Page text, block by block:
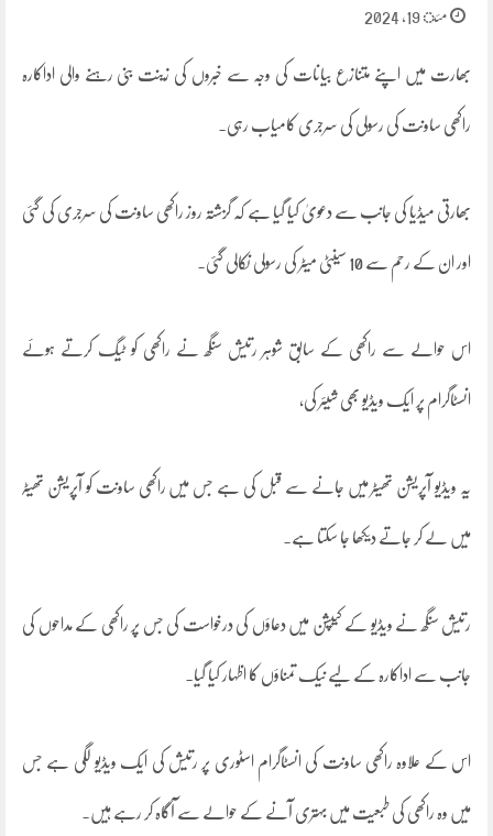
مئ 19, 2024
بھارت میں اپنے متنازع بیانات کی وجہ سے خبروں کی زینت بنی رہنے والی اداکارہ
راکھی ساونت کی رسولی کی سرجری کامیاب رہی۔
بھارتی میڈیا کی جانب سے دعویٰ کیا گیا ہے کہ گزشتہ روز راکھی ساونت کی سرجری کی گئی
اور ان کے رحم سے 10 سینٹی میٹر کی رسولی نکالی گئی۔
اس حوالے سے راکھی کے سابق شوہر رتیش سنگھ نے راکھی کو ٹیگ کرتے ہوئے
انسٹاگرام پر ایک ویڈیو بھی شیئر کی،
یہ ویڈیو آپریشن تھیٹر میں جانے سے قبل کی ہے جس میں راکھی ساونت کو آپریشن تھیٹر
میں لے کر جاتے دیکھا جا سکتا ہے۔
رتیش سنگھ نے ویڈیو کے کیپشن میں دعاؤں کی درخواست کی جس پر راکھی کے مداحوں کی
جانب سے اداکارہ کے لیے نیک تمناؤں کا اظہار کیا گیا۔
اس کے علاوہ راکھی ساونت کی انسٹاگرام اسٹوری پر رتیش کی ایک ویڈیو لگی ہے جس
میں وہ راکھی کی طبعیت میں بہتری آنے کے حوالے سے آگاہ کر رہے ہیں۔